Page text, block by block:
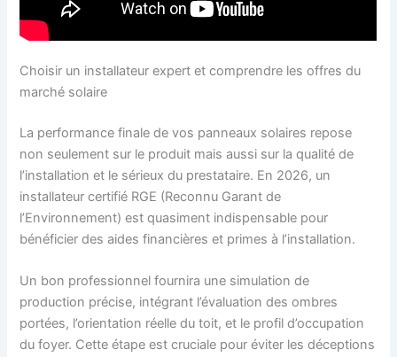
Choisir un installateur expert et comprendre les offres du
marché solaire
La performance finale de vos panneaux solaires repose
non seulement sur le produit mais aussi sur la qualité de
l’installation et le sérieux du prestataire. En 2026, un
installateur certifié RGE (Reconnu Garant de
l’Environnement) est quasiment indispensable pour
bénéficier des aides financières et primes à l’installation.
Un bon professionnel fournira une simulation de
production précise, intégrant l’évaluation des ombres
portées, l’orientation réelle du toit, et le profil d’occupation
du foyer. Cette étape est cruciale pour éviter les déceptions